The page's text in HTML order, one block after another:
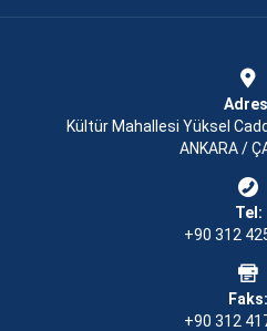
Kültür Mahallesi Yüksel
ANKARA /
Tel:
+90 312
Faks:
+90 312